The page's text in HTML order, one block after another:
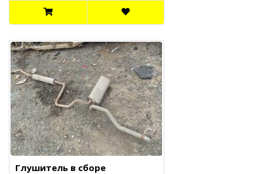
Глушитель в сборе